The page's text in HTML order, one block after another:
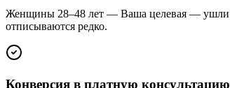
Женщины 28–48 лет — Ваша целевая — ушли
отписываются редко.
Конверсия в платную